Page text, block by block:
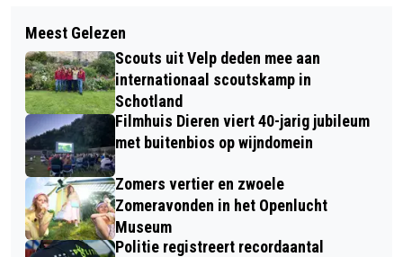
EERSTE WONINGEN GEBOUW
VELPERWAARD (ZIEKENHUIS VELP) 6
MAART IN DE VERKOOP
RHEEJES PROATE OVER EVACUÉS IN
HET NEDERLANDS
OPENLUCHTMUSEUM
Meest Gelezen
Scouts uit Velp deden mee aan
internationaal scoutskamp in
Schotland
Filmhuis Dieren viert 40-jarig jubileum
met buitenbios op wijndomein
Zomers vertier en zwoele
Zomeravonden in het Openlucht
Museum
Politie registreert recordaantal